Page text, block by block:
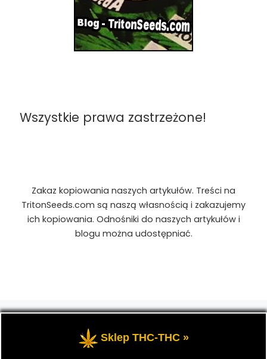
Wszystkie prawa zastrzeżone!
Zakaz kopiowania naszych artykułów. Treści na
TritonSeeds.com są naszą własnością i zakazujemy
ich kopiowania. Odnośniki do naszych artykułów i
blogu można udostępniać.
- Przedstawia portal-blog o Marihuanie,
cannabis, konopiach indyjskich, CBD, RSO, THC.
Sklep THC-THC »